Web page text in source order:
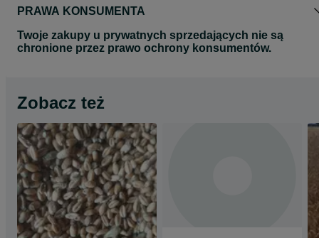
PRAWA KONSUMENTA
Twoje zakupy u prywatnych sprzedających nie są
chronione przez prawo ochrony konsumentów.
Zobacz też